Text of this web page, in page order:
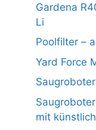
Gardena
Li
Poolfilter –
Yard Force
mit